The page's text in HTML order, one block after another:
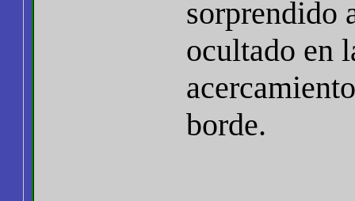
sorprendido
ocultado en
borde.